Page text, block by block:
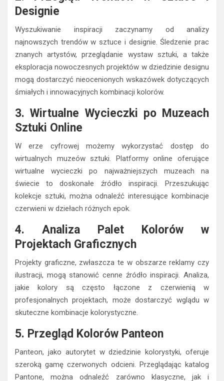
Wyszukiwanie inspiracji zaczynamy od analizy
najnowszych trendów w sztuce i designie. Śledzenie prac
znanych artystów, przeglądanie wystaw sztuki, a także
eksploracja nowoczesnych projektów w dziedzinie designu
mogą dostarczyć nieocenionych wskazówek dotyczących
śmiałych i innowacyjnych kombinacji kolorów.
3. Wirtualne Wycieczki po Muzeach
Sztuki Online
W erze cyfrowej możemy wykorzystać dostęp do
wirtualnych muzeów sztuki. Platformy online oferujące
wirtualne wycieczki po najważniejszych muzeach na
świecie to doskonałe źródło inspiracji. Przeszukując
kolekcje sztuki, można odnaleźć interesujące kombinacje
czerwieni w dziełach różnych epok.
4. Analiza Palet Kolorów w
Projektach Graficznych
Projekty graficzne, zwłaszcza te w obszarze reklamy czy
ilustracji, mogą stanowić cenne źródło inspiracji. Analiza,
jakie kolory są często łączone z czerwienią w
profesjonalnych projektach, może dostarczyć wglądu w
skuteczne kombinacje kolorystyczne.
5. Przegląd Kolorów Panteon
Panteon, jako autorytet w dziedzinie kolorystyki, oferuje
szeroką gamę czerwonych odcieni. Przeglądając katalog
Pantone, można odnaleźć zarówno klasyczne, jak i
nowoczesne interpretacje czerwieni, co stanowi